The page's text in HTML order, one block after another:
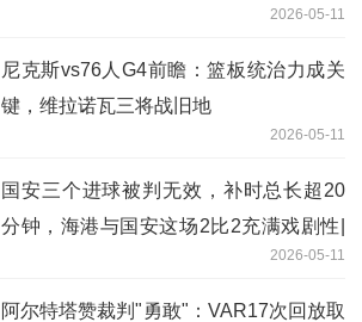
2026-05-11
尼克斯vs76人G4前瞻：篮板统治力成关
键，维拉诺瓦三将战旧地
2026-05-11
国安三个进球被判无效，补时总长超20
分钟，海港与国安这场2比2充满戏剧性|
2026-05-11
阿尔特塔赞裁判"勇敢"：VAR17次回放取